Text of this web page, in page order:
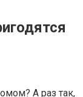
А раз так,